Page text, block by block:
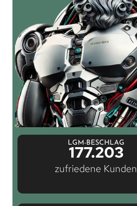
LGM-BESCHLAG
177.203
zufriedene Kunden